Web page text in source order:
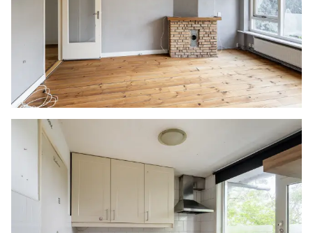
- Deels voorzien van houten kozijnen en deels
voorzien van kunststof kozijnen
- Cv-ketel
- Overdekt balkon
- Gezamenlijke binnentuin
- Deels voorzien van houten vloeren
- Schouw in de woonkamer
- Actieve VvE, € 187,18 per maand
- Gelegen op erfpachtgrond, € 30,40 per jaar tot
- Bouwjaar 1956
- Energielabel E
- Woning wordt verkocht zonder ingevulde lijst